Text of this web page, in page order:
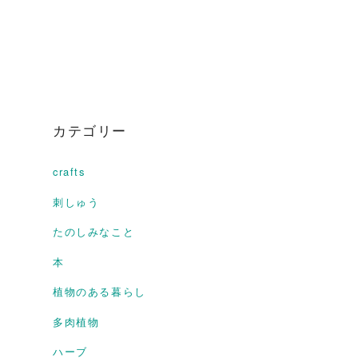
カテゴリー
crafts
刺しゅう
たのしみなこと
本
植物のある暮らし
多肉植物
ハーブ